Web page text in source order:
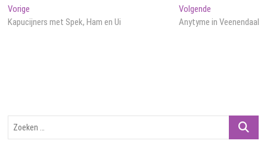
Bericht
navigatie
Vorige
bericht:
Kapucijners met Spek, Ham en Ui
VolgendeVolgend
bericht:
Anytyme in Veenendaal
Zoeken